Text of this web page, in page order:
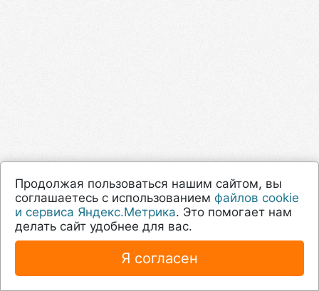
Продолжая пользоваться нашим сайтом, вы
соглашаетесь с использованием файлов cookie
и сервиса Яндекс.Метрика. Это помогает нам
делать сайт удобнее для вас.
Я согласен